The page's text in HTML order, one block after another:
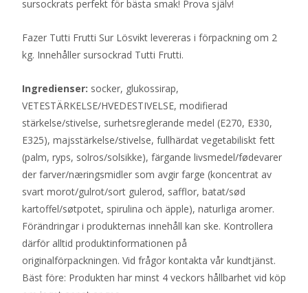
sursockrats perfekt för bästa smak! Prova själv!
Fazer Tutti Frutti Sur Lösvikt levereras i förpackning om 2
kg. Innehåller sursockrad Tutti Frutti.
Ingredienser: socker, glukossirap,
VETESTÄRKELSE/HVEDESTIVELSE, modifierad
stärkelse/stivelse, surhetsreglerande medel (E270, E330,
E325), majsstärkelse/stivelse, fullhärdat vegetabiliskt fett
(palm, ryps, solros/solsikke), färgande livsmedel/fødevarer
der farver/næringsmidler som avgir farge (koncentrat av
svart morot/gulrot/sort gulerod, safflor, batat/sød
kartoffel/søtpotet, spirulina och äpple), naturliga aromer.
Förändringar i produkternas innehåll kan ske. Kontrollera
därför alltid produktinformationen på
originalförpackningen. Vid frågor kontakta vår kundtjänst.
Bäst före: Produkten har minst 4 veckors hållbarhet vid köp